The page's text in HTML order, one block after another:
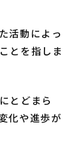
活動によっ
とを指しま
とどまら
化や進歩が